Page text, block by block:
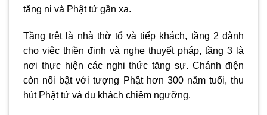
tăng ni và Phật tử gần xa.
Tầng trệt là nhà thờ tổ và tiếp khách, tầng 2 dành
cho việc thiền định và nghe thuyết pháp, tầng 3 là
nơi thực hiện các nghi thức tăng sự. Chánh điện
còn nổi bật với tượng Phật hơn 300 năm tuổi, thu
hút Phật tử và du khách chiêm ngưỡng.